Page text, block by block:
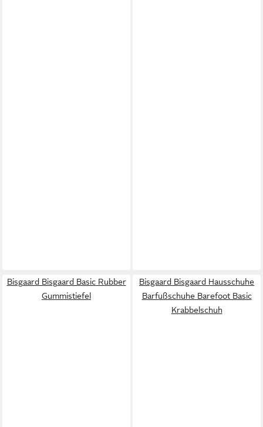
Bisgaard Bisgaard Basic Rubber
Gummistiefel
Bisgaard Bisgaard Hausschuhe
Barfußschuhe Barefoot Basic
Krabbelschuh